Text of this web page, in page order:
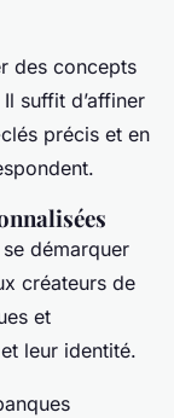
des concepts
suffit d’affiner
précis et en
démarquer
créateurs de
et
leur identité.